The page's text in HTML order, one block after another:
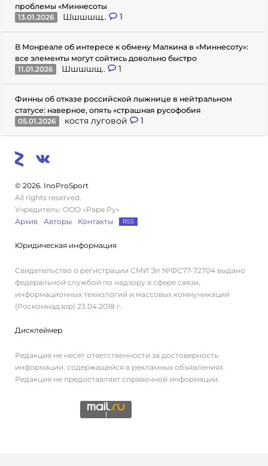
проблемы «Миннесоты
13.01.2026
Шшшшщ.. 1
В Монреале об интересе к обмену Малкина в «Миннесоту»:
все элементы могут сойтись довольно быстро
11.01.2026
Шшшшщ.. 1
Финны об отказе российской лыжнице в нейтральном
статусе: наверное, опять «страшная русофобия
05.01.2026
костя луговой 1
© 2026. InoProSport
All rights reserved.
Учредитель: ООО «Раре.Ру»
Архив
Авторы Контакты RSS
Юридическая информация
Свидетельство о регистрации СМИ Эл №ФС77-72704 выдано
федеральной службой по надзору в сфере связи,
информационных технологий и массовых коммуникаций
(Роскомнадзор) 23.04.2018 г.
Дисклеймер
Редакция не несет ответственности за достоверность
информации, содержащейся в рекламных объявлениях.
Редакция не предоставляет справочной информации.